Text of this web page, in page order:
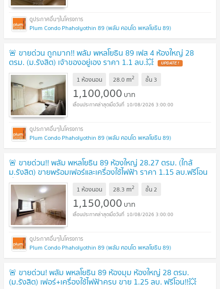
Plum Condo Phaholyothin 89 (พลัม คอนโด พหลโยธิน 89)
🚨 ขายด่วน ถูกมาก!! พลัม พหลโยธิน 89 เฟส 4 ห้องใหญ่ 28
ตรม. (ม.รังสิต) เจ้าของอยู่เอง ราคา 1.1 ลบ.💥 UPDATE !
1 ห้องนอน 28.0 m2 ชั้น 3
1,100,000 บาท
10/08/2026 3:00:00
Plum Condo Phaholyothin 89 (พลัม คอนโด พหลโยธิน 89)
🚨 ขายด่วน!! พลัม พหลโยธิน 89 ห้องใหญ่ 28.27 ตรม. (ใกล้
ม.รังสิต) ขายพร้อมเฟอร์และเครื่องใช้ไฟฟ้า ราคา 1.15 ลบ.ฟรีโอน
💥 UPDATE !
1 ห้องนอน 28.3 m2 ชั้น2
1,150,000 บาท
10/08/2026 3:00:00
Plum Condo Phaholyothin 89 (พลัม คอนโด พหลโยธิน 89)
🚨 ขายด่วน! พลัม พหลโยธิน 89 ห้องมุม ห้องใหญ่ 28 ตรม.
(ม.รังสิต) เฟอร์+เครื่องใช้ไฟฟ้าครบ ขาย 1.25 ลบ. ฟรีโอน!!💥